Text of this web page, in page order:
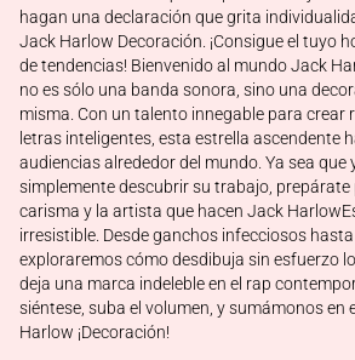
hagan una declaración que grita
Jack Harlow Decoración. ¡Consigue el tuyo
de tendencias! Bienvenido al mundo Jack
no es sólo una banda sonora, sino una
misma. Con un talento innegable para crear
letras inteligentes, esta estrella ascendente
audiencias alrededor del mundo. Ya sea que
simplemente descubrir su trabajo, prepárate
carisma y la artista que hacen Jack
irresistible. Desde ganchos infecciosos
exploraremos cómo desdibuja sin esfuerzo
deja una marca indeleble en el rap
siéntese, suba el volumen, y sumámonos en
Harlow ¡Decoración!